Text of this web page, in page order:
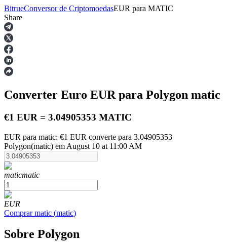
Futuros
Futuros de USDT
BitrueConversor de CriptomoedasEUR para MATIC
Share
Converter Euro EUR para Polygon matic
€1 EUR = 3.04905353 MATIC
EUR para matic: €1 EUR converte para 3.04905353
Polygon(matic) em August 10 at 11:00 AM
maticmatic
EUR
Comprar matic (matic)
Sobre Polygon